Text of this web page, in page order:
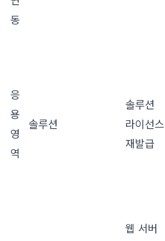
동
응
용
영
역
솔루션
솔루션
라이선스
재발급
웹 서버